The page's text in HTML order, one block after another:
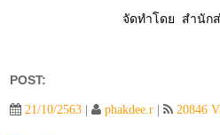
จัดทำโดย สำนัก
POST:
21/10/2563 | phakdee.r | 20846